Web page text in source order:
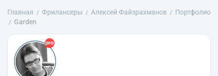
Главная Фрилансеры Алексей Файзрахманов
Портфолио
Garden